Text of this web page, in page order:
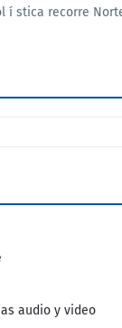
í stica recorre
audio y video